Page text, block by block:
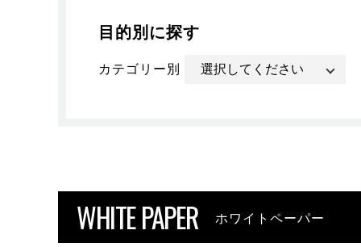
目的別に探す
カテゴリー別
WHITE PAPER ホワイトペーパー